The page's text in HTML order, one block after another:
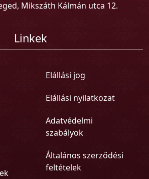
Mikszáth Kálmán utca 12.
Linkek
Elállási jog
Elállási nyilatkozat
Adatvédelmi
szabályok
Általános szerződési
feltételek